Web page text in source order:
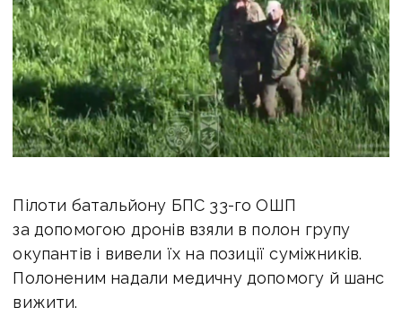
Пілоти батальйону БПС 33-го ОШП
за допомогою дронів взяли в полон групу
окупантів і вивели їх на позиції суміжників.
Полоненим надали медичну допомогу й шанс
вижити.